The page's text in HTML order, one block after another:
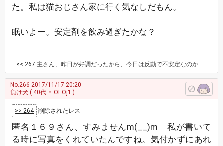
た。私は猫おじさん家に行く気なしだもん。
眠いよー。安定剤を飲み過ぎたかな？
<< 267 主さん、昨日が好調だったから、今日は反動で不安定なのかもしれないね。 無理せずやっていこうね。 匿名169さん、富士山きれいだね✨
No.266 2017/11/17 20:20
負け犬 ( 40代 ♀ OEOj1 )
>> 264 削除されたレス
匿名１６９さん、すみませんm(__)m 私が書いて
る時に写真をくれていたんですね。気付かずにあれ